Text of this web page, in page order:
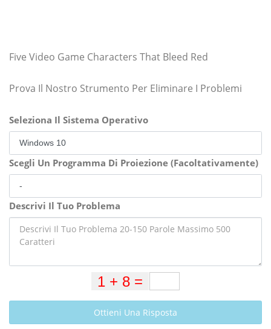
Five Video Game Characters That Bleed Red
Prova Il Nostro Strumento Per Eliminare I Problemi
Seleziona Il Sistema Operativo
Scegli Un Programma Di Proiezione (Facoltativamente)
Descrivi Il Tuo Problema
Ottieni Una Risposta